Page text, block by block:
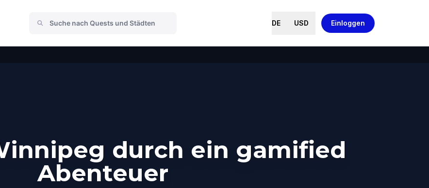
DE USD Einloggen
durch ein gamified
Abenteuer